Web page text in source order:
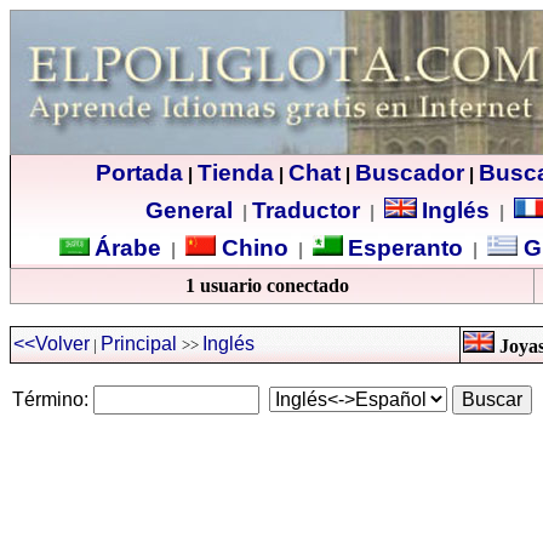
Portada| Tienda| Chat| Buscador|
General
Traductor| Inglés
Árabe Chino Esperanto
1 usuario conectado
<<Volver | Principal >> Inglés
Término: